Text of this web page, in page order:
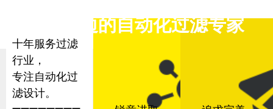
您身边的自动化过滤专家
十年服务过滤
行业，
专注自动化过
滤设计。